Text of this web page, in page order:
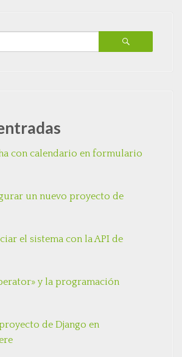
con calendario en formulario
un nuevo proyecto de
el sistema con la API de
y la programación
de Django en